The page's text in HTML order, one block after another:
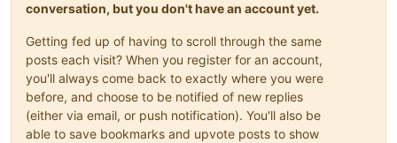
conversation, but you don't have an account yet.
Getting fed up of having to scroll through the same
posts each visit? When you register for an account,
you'll always come back to exactly where you were
before, and choose to be notified of new replies
(either via email, or push notification). You'll also be
able to save bookmarks and upvote posts to show